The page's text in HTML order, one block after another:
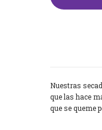
Nuestras
que las hace
que se queme